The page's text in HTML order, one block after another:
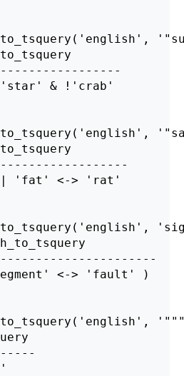
'star' & !'crab'
| 'fat' <-> 'rat'
<-> 'fault' )